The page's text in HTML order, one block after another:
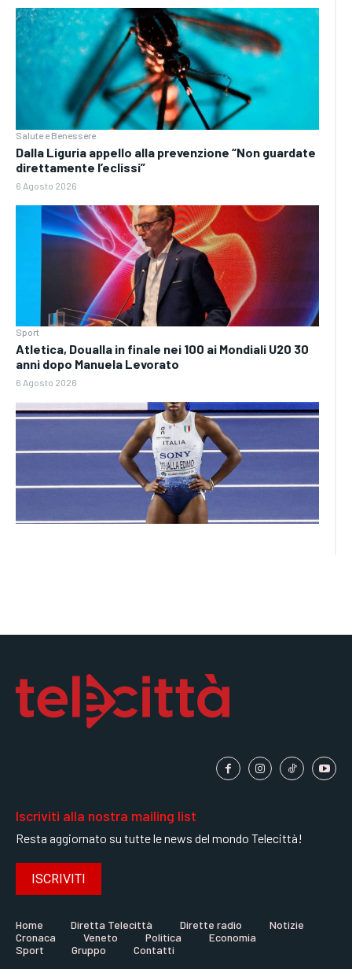
Salute e Benessere
Dalla Liguria appello alla prevenzione “Non guardate
direttamente l’eclissi”
6 Agosto 2026
Sport
Atletica, Doualla in finale nei 100 ai Mondiali U20 30
anni dopo Manuela Levorato
6 Agosto 2026
Iscriviti alla nostra mailing list
Resta aggiornato su tutte le news del mondo Telecittà!
ISCRIVITI
Home Diretta Telecittà Dirette radio
Notizie
Cronaca
Veneto Politica
Economia
Sport
Gruppo Contatti